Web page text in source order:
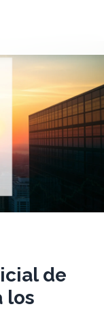
de
los